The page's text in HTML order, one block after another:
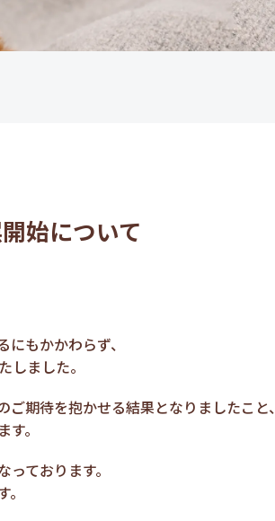
始について
もかかわらず、
ました。
期待を抱かせる結果となりましたこと、
。
ております。